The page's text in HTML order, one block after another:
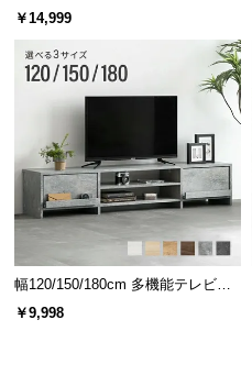
ベッド 8/12/16枚セット
￥14,999
幅120/150/180cm 多機能テレビボ
ード 木目/石目調 オープン収納・
引き出し収納付き
￥9,998